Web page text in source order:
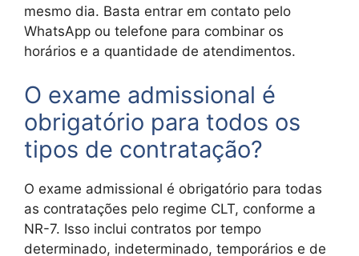
mesmo dia. Basta entrar em contato pelo
WhatsApp ou telefone para combinar os
horários e a quantidade de atendimentos.
O exame admissional é
obrigatório para todos os
tipos de contratação?
O exame admissional é obrigatório para todas
as contratações pelo regime CLT, conforme a
NR-7. Isso inclui contratos por tempo
determinado, indeterminado, temporários e de